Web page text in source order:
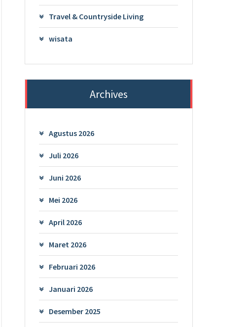
Travel & Countryside Living
wisata
Archives
Agustus 2026
Juli 2026
Juni 2026
Mei 2026
April 2026
Maret 2026
Februari 2026
Januari 2026
Desember 2025